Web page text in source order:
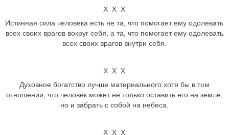
Х Х Х
Истинная сила человека есть не та, что помогает ему одолевать
всех своих врагов вокруг себя, а та, что помогает ему одолевать
всех своих врагов внутри себя.
Х Х Х
Духовное богатство лучше материального хотя бы в том
отношении, что человек может не только оставить его на земле,
но и забрать с собой на небеса.
Х Х Х